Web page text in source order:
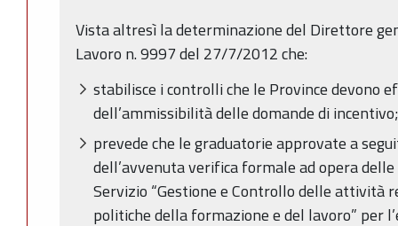
Vista altresì la determinazione del Direttore
Lavoro n. 9997 del 27/7/2012 che:
stabilisce i controlli che le Province devono
dell’ammissibilità delle domande di incentivo;
prevede che le graduatorie approvate a
dell’avvenuta verifica formale ad opera
Servizio “Gestione e Controllo delle attività
politiche della formazione e del lavoro” per